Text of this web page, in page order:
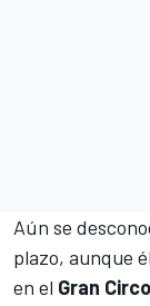
Aún se
plazo, aunque
en el Gran Circo